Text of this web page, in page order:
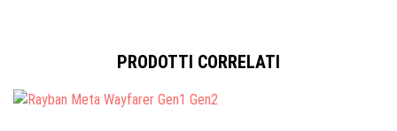
PRODOTTI CORRELATI